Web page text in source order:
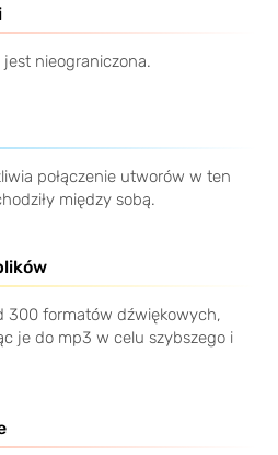
nieograniczona.
połączenie utworów w ten
między sobą.
300 formatów dźwiękowych,
je do mp3 w celu szybszego i